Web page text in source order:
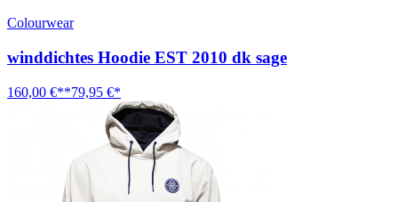
Colourwear
winddichtes Hoodie EST 2010 dk sage
160,00 €**79,95 €*